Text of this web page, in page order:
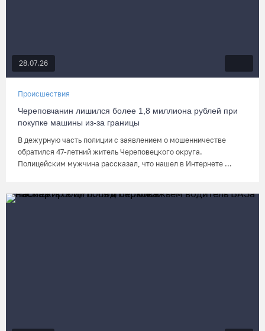
28.07.26
Происшествия
Череповчанин лишился более 1,8 миллиона рублей при
покупке машины из-за границы
В дежурную часть полиции с заявлением о мошенничестве
обратился 47-летний житель Череповецкого округа.
Полицейским мужчина рассказал, что нашел в Интернете ...